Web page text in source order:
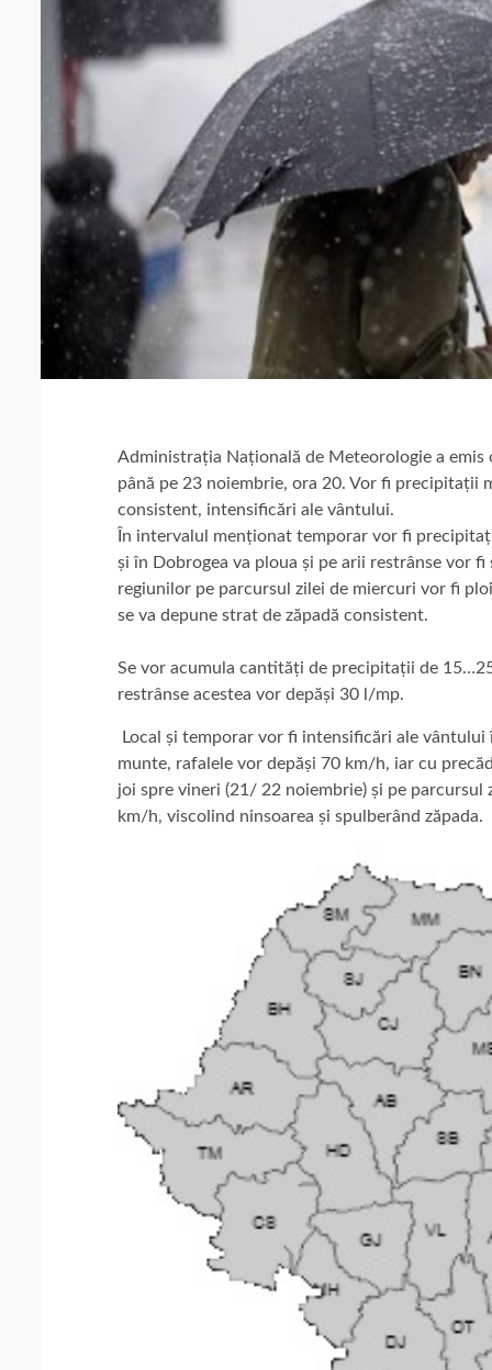
Administrația Națională de Meteorologie a
până pe 23 noiembrie, ora 20. Vor fi precipitații
consistent, intensificări ale vântului.
În intervalul menționat temporar vor fi
și în Dobrogea va ploua și pe arii restrânse vor
regiunilor pe parcursul zilei de miercuri vor fi
se va depune strat de zăpadă consistent.
Se vor acumula cantități de precipitații de
restrânse acestea vor depăși 30 l/mp.
Local și temporar vor fi intensificări ale
munte, rafalele vor depăși 70 km/h, iar cu
joi spre vineri (21/ 22 noiembrie) și pe
km/h, viscolind ninsoarea și spulberând zăpada.